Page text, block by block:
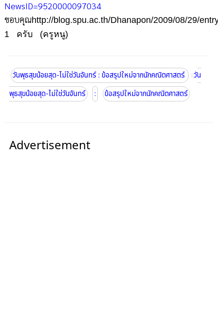
NewsID=9520000097034
ขอบคุณhttp://blog.spu.ac.th/Dhanapon/2009/08/29/
1 ครับ (ครูหนู)
วันพุธสุขน้อยสุด-ไม่ใช่วันจันทร์ : ข้อสรุปใหม่จากนักคณิตศาสตร์
วัน
พุธสุขน้อยสุด-ไม่ใช่วันจันทร์
: ข้อสรุปใหม่จากนักคณิตศาสตร์
Advertisement